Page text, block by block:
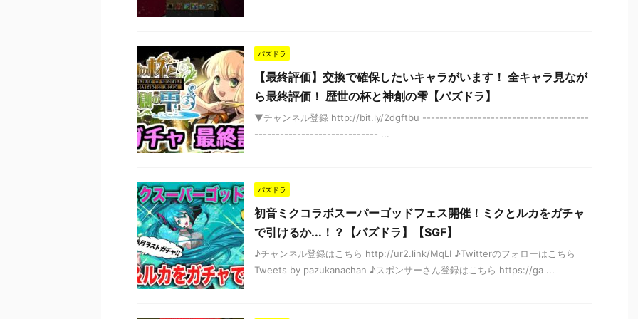
パズドラ
【最終評価】交換で確保したいキャラがいます！ 全キャラ見なが
ら最終評価！ 歴世の杯と神創の雫【パズドラ】
▼チャンネル登録 http://bit.ly/2dgftbu ---------------------------------------
----------------------------- ...
パズドラ
初音ミクコラボスーパーゴッドフェス開催！ミクとルカをガチャ
で引けるか...！？【パズドラ】【SGF】
♪チャンネル登録はこちら http://ur2.link/MqLI ♪Twitterのフォローはこちら
Tweets by pazukanachan ♪スポンサーさん登録はこちら https://ga ...